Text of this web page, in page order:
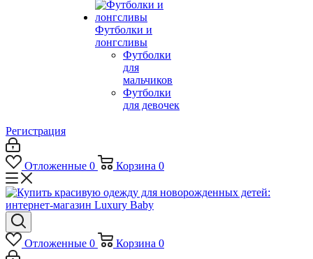
Футболки и
лонгсливы
Футболки
для
мальчиков
Футболки
для девочек
Регистрация
Отложенные 0 Корзина 0
Отложенные 0 Корзина 0